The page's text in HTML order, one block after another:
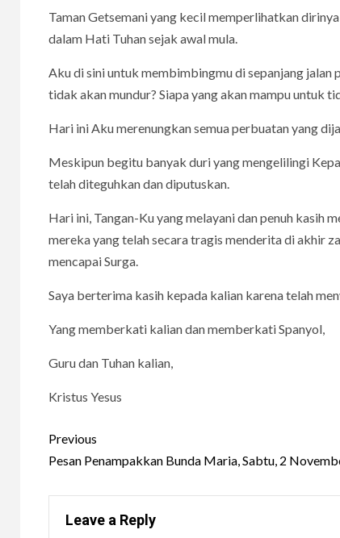
Taman Getsemani yang kecil memperlihatkan
dalam Hati Tuhan sejak awal mula.
Aku di sini untuk membimbingmu di sepanjang jalan
tidak akan mundur? Siapa yang akan mampu untuk
Hari ini Aku merenungkan semua perbuatan yang
Meskipun begitu banyak duri yang mengelilingi
telah diteguhkan dan diputuskan.
Hari ini, Tangan-Ku yang melayani dan penuh kasih
mereka yang telah secara tragis menderita di akhir
mencapai Surga.
Saya berterima kasih kepada kalian karena telah
Yang memberkati kalian dan memberkati Spanyol,
Guru dan Tuhan kalian,
Kristus Yesus
Continue
Reading
Previous
Pesan Penampakkan Bunda Maria, Sabtu, 2
Leave a Reply